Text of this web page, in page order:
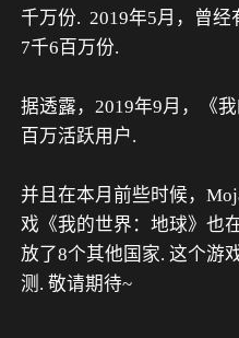
千万份.  2019年5月，曾
7千6百万份.
据透露，2019年9月，《
百万活跃用户.
并且在本月前些时候，
戏《我的世界：地球》也
放了8个其他国家. 这个游
测. 敬请期待~